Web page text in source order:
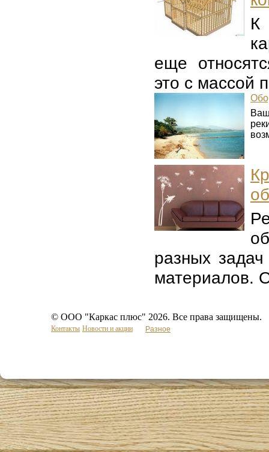
К
еще
это с массой
разных
материалов.
© ООО "Каркас плюс" 2026. Все права защищены.
Контакты Новости и акции Разное